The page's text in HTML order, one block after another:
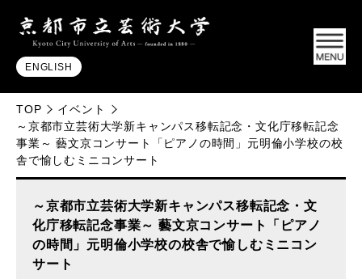
ENGLISH
TOP
イベント
～京都市立芸術大学新キャンパス移転記念・文化庁移転記念
事業～ 藝文京コンサート「ピアノの時間」元明倫小学校の校
舎で愉しむミニコンサート
～京都市立芸術大学新キャンパス移転記念・文
化庁移転記念事業～ 藝文京コンサート「ピアノ
の時間」元明倫小学校の校舎で愉しむミニコン
サート